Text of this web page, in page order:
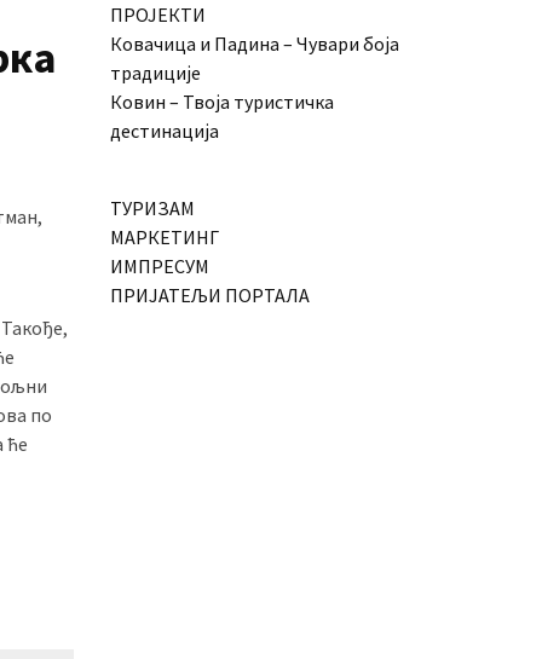
по
ће
ПРОЈЕКТИ
Ковачица и Падина – Чувари боја
традиције
Ковин – Твоја туристичка
дестинација
ТУРИЗАМ
МАРКЕТИНГ
ИМПРЕСУМ
ПРИЈАТЕЉИ ПОРТАЛА